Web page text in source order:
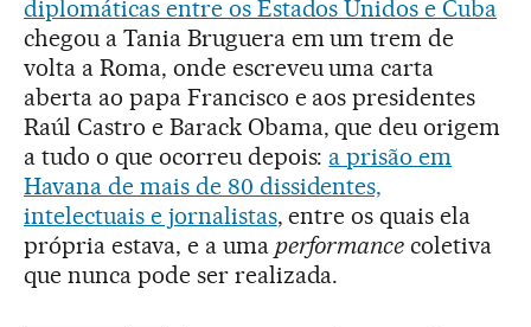
diplomáticas entre os Estados Unidos e Cuba
chegou a Tania Bruguera em um trem de
volta a Roma, onde escreveu uma carta
aberta ao papa Francisco e aos presidentes
Raúl Castro e Barack Obama, que deu origem
a tudo o que ocorreu depois: a prisão em
Havana de mais de 80 dissidentes,
intelectuais e jornalistas, entre os quais ela
própria estava, e a uma performance coletiva
que nunca pode ser realizada.